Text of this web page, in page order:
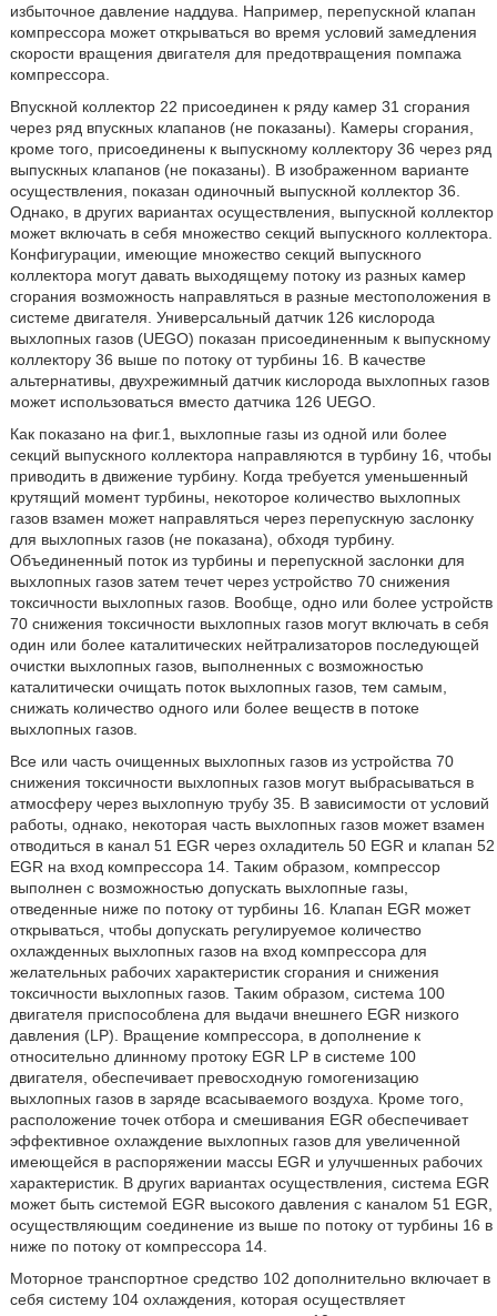
избыточное давление наддува. Например, перепускной клапан
компрессора может открываться во время условий замедления
скорости вращения двигателя для предотвращения помпажа
компрессора.
Впускной коллектор 22 присоединен к ряду камер 31 сгорания
через ряд впускных клапанов (не показаны). Камеры сгорания,
кроме того, присоединены к выпускному коллектору 36 через ряд
выпускных клапанов (не показаны). В изображенном варианте
осуществления, показан одиночный выпускной коллектор 36.
Однако, в других вариантах осуществления, выпускной коллектор
может включать в себя множество секций выпускного коллектора.
Конфигурации, имеющие множество секций выпускного
коллектора могут давать выходящему потоку из разных камер
сгорания возможность направляться в разные местоположения в
системе двигателя. Универсальный датчик 126 кислорода
выхлопных газов (UEGO) показан присоединенным к выпускному
коллектору 36 выше по потоку от турбины 16. В качестве
альтернативы, двухрежимный датчик кислорода выхлопных газов
может использоваться вместо датчика 126 UEGO.
Как показано на фиг.1, выхлопные газы из одной или более
секций выпускного коллектора направляются в турбину 16, чтобы
приводить в движение турбину. Когда требуется уменьшенный
крутящий момент турбины, некоторое количество выхлопных
газов взамен может направляться через перепускную заслонку
для выхлопных газов (не показана), обходя турбину.
Объединенный поток из турбины и перепускной заслонки для
выхлопных газов затем течет через устройство 70 снижения
токсичности выхлопных газов. Вообще, одно или более устройств
70 снижения токсичности выхлопных газов могут включать в себя
один или более каталитических нейтрализаторов последующей
очистки выхлопных газов, выполненных с возможностью
каталитически очищать поток выхлопных газов, тем самым,
снижать количество одного или более веществ в потоке
выхлопных газов.
Все или часть очищенных выхлопных газов из устройства 70
снижения токсичности выхлопных газов могут выбрасываться в
атмосферу через выхлопную трубу 35. В зависимости от условий
работы, однако, некоторая часть выхлопных газов может взамен
отводиться в канал 51 EGR через охладитель 50 EGR и клапан 52
EGR на вход компрессора 14. Таким образом, компрессор
выполнен с возможностью допускать выхлопные газы,
отведенные ниже по потоку от турбины 16. Клапан EGR может
открываться, чтобы допускать регулируемое количество
охлажденных выхлопных газов на вход компрессора для
желательных рабочих характеристик сгорания и снижения
токсичности выхлопных газов. Таким образом, система 100
двигателя приспособлена для выдачи внешнего EGR низкого
давления (LP). Вращение компрессора, в дополнение к
относительно длинному протоку EGR LP в системе 100
двигателя, обеспечивает превосходную гомогенизацию
выхлопных газов в заряде всасываемого воздуха. Кроме того,
расположение точек отбора и смешивания EGR обеспечивает
эффективное охлаждение выхлопных газов для увеличенной
имеющейся в распоряжении массы EGR и улучшенных рабочих
характеристик. В других вариантах осуществления, система EGR
может быть системой EGR высокого давления с каналом 51 EGR,
осуществляющим соединение из выше по потоку от турбины 16 в
ниже по потоку от компрессора 14.
Моторное транспортное средство 102 дополнительно включает в
себя систему 104 охлаждения, которая осуществляет